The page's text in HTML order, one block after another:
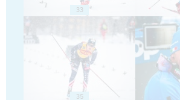
33
35